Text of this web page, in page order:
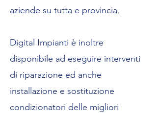
aziende su tutta e provincia.
Digital Impianti è inoltre
disponibile ad eseguire interventi
di riparazione ed anche
installazione e sostituzione
condizionatori delle migliori